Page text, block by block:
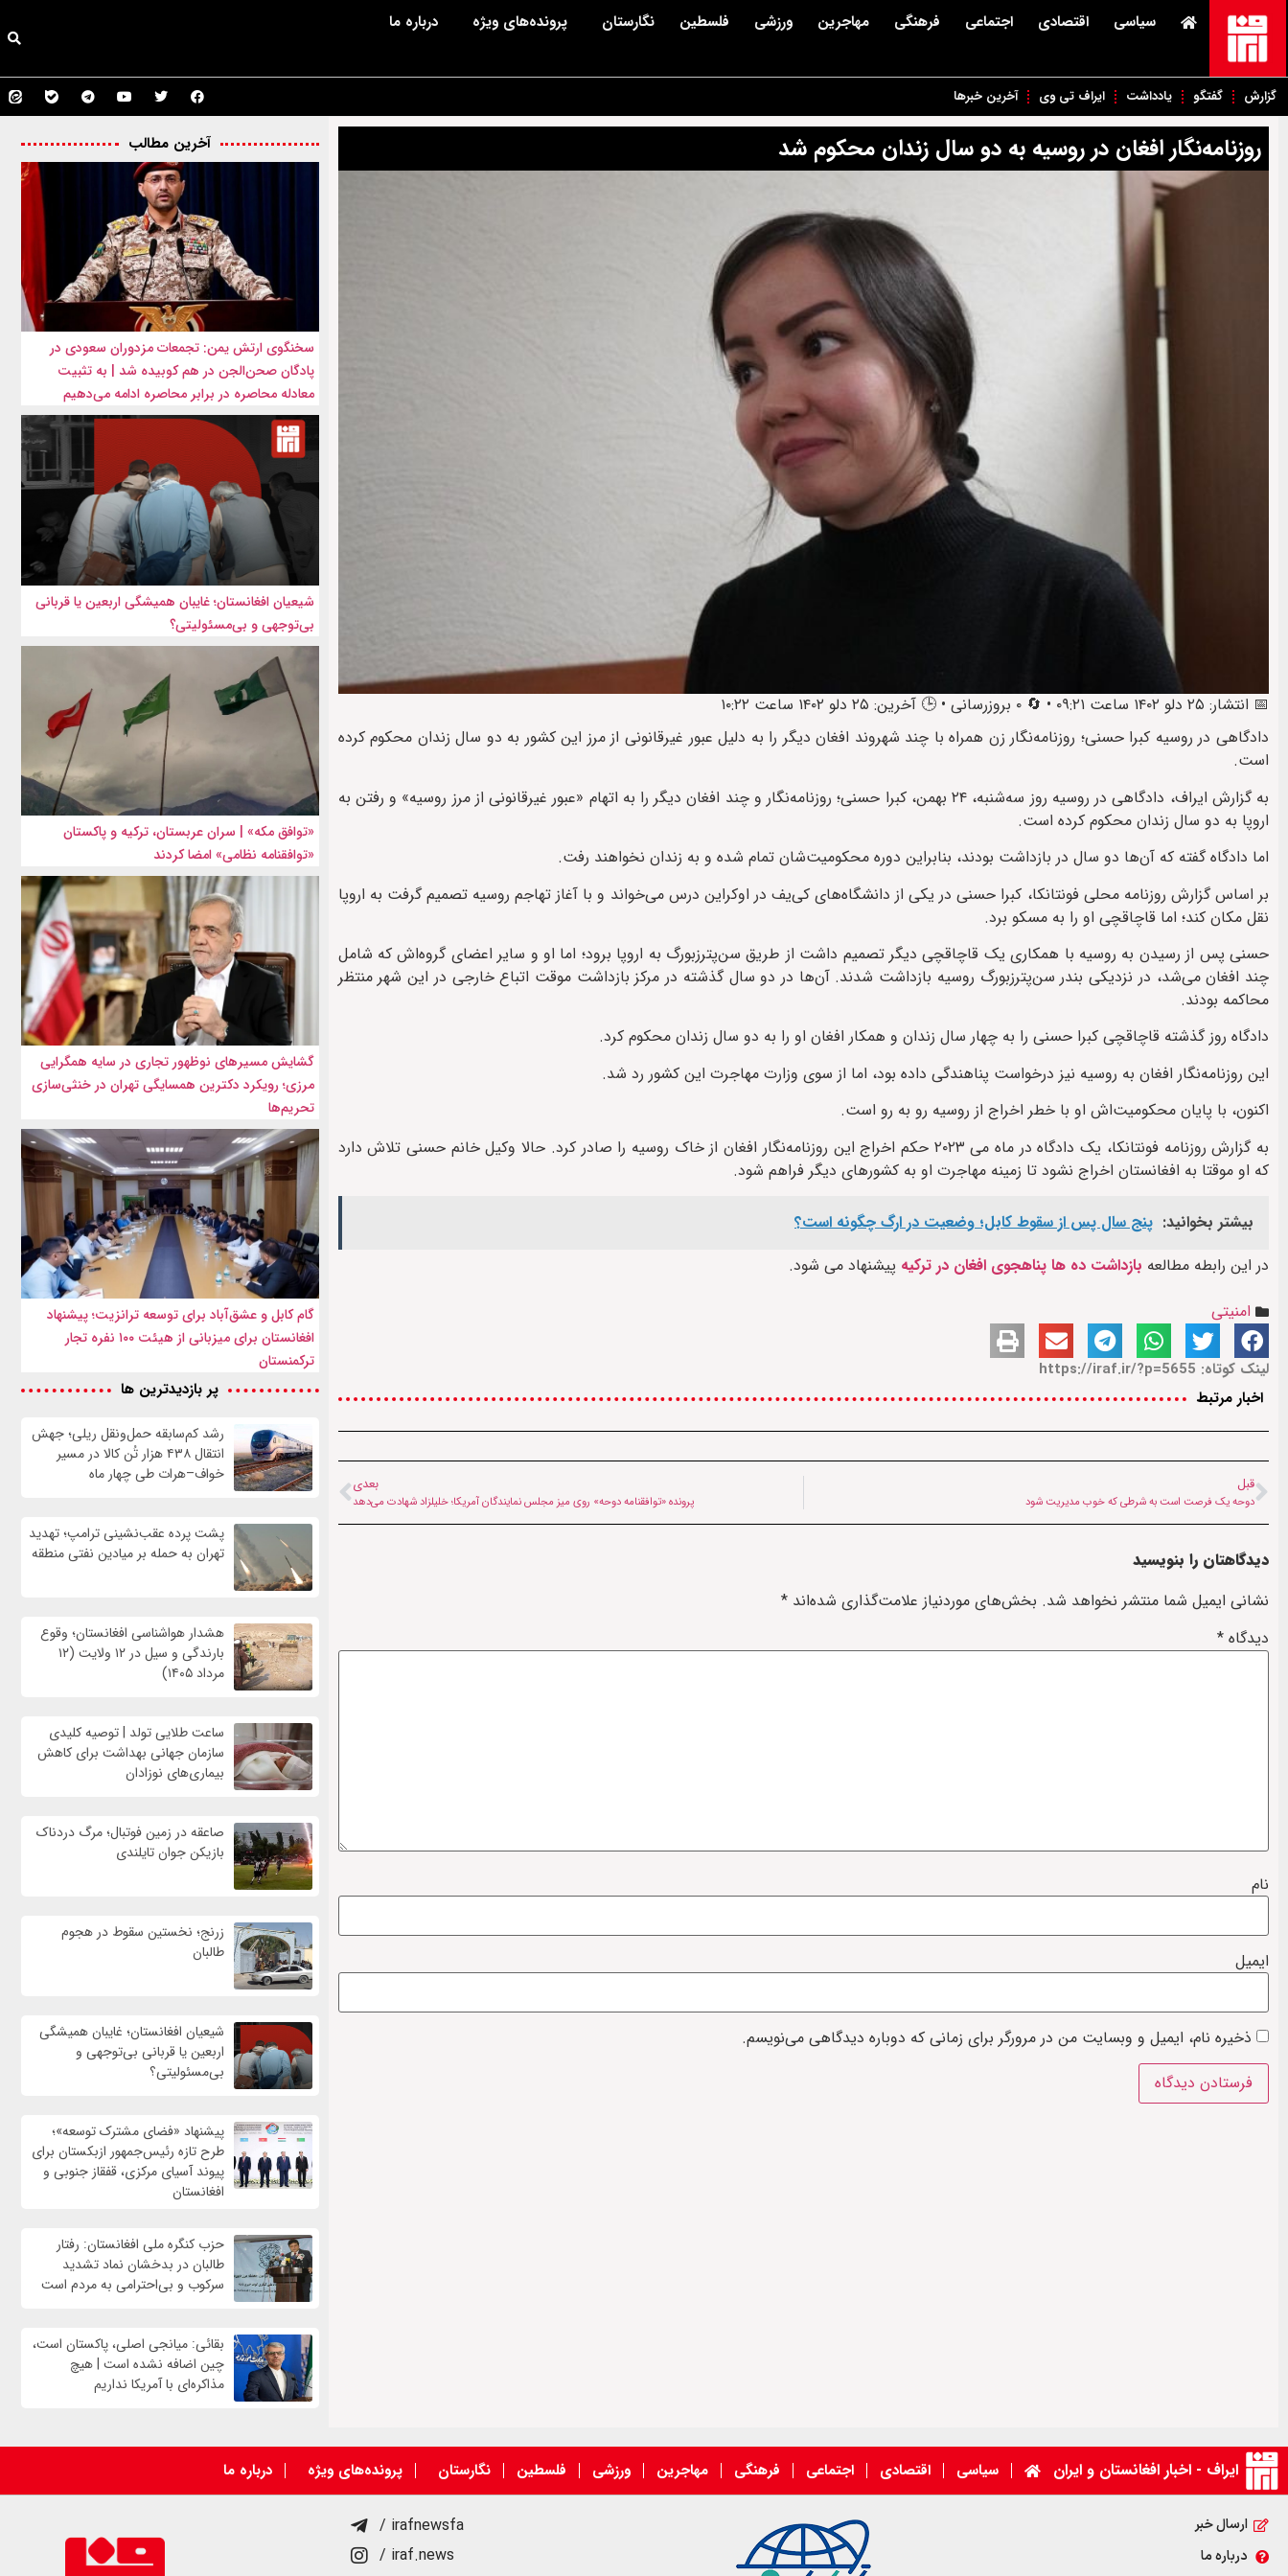
سیاسی اقتصادی اجتماعی فرهنگی مهاجرین ورزشی فلسطین نگارستان پرونده‌های ویژه درباره ما
گزارش گفتگو یادداشت ایراف تی وی آخرین خبرها
روزنامه‌نگار افغان در روسیه به دو سال زندان محکوم شد
📅 انتشار: ۲۵ دلو ۱۴۰۲ ساعت ۰۹:۲۱ • 🔄 ۰ بروزرسانی • 🕒 آخرین: ۲۵ دلو ۱۴۰۲ ساعت ۱۰:۲۲
دادگاهی در روسیه کبرا حسنی؛ روزنامه‌نگار زن همراه با چند شهروند افغان دیگر را به دلیل عبور غیرقانونی از مرز این کشور به دو سال زندان محکوم کرده
است.
به گزارش ایراف، دادگاهی در روسیه روز سه‌شنبه، ۲۴ بهمن، کبرا حسنی؛ روزنامه‌نگار و چند افغان دیگر را به اتهام «عبور غیرقانونی از مرز روسیه» و رفتن به
اروپا به دو سال زندان محکوم کرده است.
اما دادگاه گفته که آن‌ها دو سال در بازداشت بودند، بنابراین دوره محکومیت‌شان تمام شده و به زندان نخواهند رفت.
بر اساس گزارش روزنامه محلی فونتانکا، کبرا حسنی در یکی از دانشگاه‌های کی‌یف در اوکراین درس می‌خواند و با آغاز تهاجم روسیه تصمیم گرفت به اروپا
نقل مکان کند؛ اما قاچاقچی او را به مسکو برد.
حسنی پس از رسیدن به روسیه با همکاری یک قاچاقچی دیگر تصمیم داشت از طریق سن‌پترزبورگ به اروپا برود؛ اما او و سایر اعضای گروه‌اش که شامل
چند افغان می‌شد، در نزدیکی بندر سن‌پترزبورگ روسیه بازداشت شدند. آن‌ها در دو سال گذشته در مرکز بازداشت موقت اتباع خارجی در این شهر منتظر
محاکمه بودند.
دادگاه روز گذشته قاچاقچی کبرا حسنی را به چهار سال زندان و همکار افغان او را به دو سال زندان محکوم کرد.
این روزنامه‌نگار افغان به روسیه نیز درخواست پناهندگی داده بود، اما از سوی وزارت مهاجرت این کشور رد شد.
اکنون، با پایان محکومیت‌اش او با خطر اخراج از روسیه رو به رو است.
به گزارش روزنامه فونتانکا، یک دادگاه در ماه می ۲۰۲۳ حکم اخراج این روزنامه‌نگار افغان از خاک روسیه را صادر کرد. حالا وکیل خانم حسنی تلاش دارد
که او موقتا به افغانستان اخراج نشود تا زمینه مهاجرت او به کشورهای دیگر فراهم شود.
بیشتر بخوانید: پنج سال پس از سقوط کابل؛ وضعیت در ارگ چگونه است؟
در این رابطه مطالعه بازداشت ده ها پناهجوی افغان در ترکیه پیشنهاد می شود.
امنیتی
لینک کوتاه: https://iraf.ir/?p=5655
اخبار مرتبط
قبل
دوحه یک فرصت است به شرطی که خوب مدیریت شود
بعدی
پرونده «توافقنامه دوحه» روی میز مجلس نمایندگان آمریکا؛ خلیلزاد شهادت می‌دهد
دیدگاهتان را بنویسید
نشانی ایمیل شما منتشر نخواهد شد. بخش‌های موردنیاز علامت‌گذاری شده‌اند *
دیدگاه *
نام
ایمیل
ذخیره نام، ایمیل و وبسایت من در مرورگر برای زمانی که دوباره دیدگاهی می‌نویسم.
آخرین مطالب
سخنگوی ارتش یمن: تجمعات مزدوران سعودی در
پادگان صحن‌الجن در هم کوبیده شد | به تثبیت
معادله محاصره در برابر محاصره ادامه می‌دهیم
شیعیان افغانستان؛ غایبان همیشگی اربعین یا قربانی
بی‌توجهی و بی‌مسئولیتی؟
«توافق مکه» | سران عربستان، ترکیه و پاکستان
«توافقنامه نظامی» امضا کردند
گشایش مسیرهای نوظهور تجاری در سایه همگرایی
مرزی؛ رویکرد دکترین همسایگی تهران در خنثی‌سازی
تحریم‌ها
گام کابل و عشق‌آباد برای توسعه ترانزیت؛ پیشنهاد
افغانستان برای میزبانی از هیئت ۱۰۰ نفره تجار
ترکمنستان
پر بازدیدترین ها
رشد کم‌سابقه حمل‌ونقل ریلی؛ جهش
انتقال ۴۳۸ هزار تُن کالا در مسیر
خواف–هرات طی چهار ماه
پشت پرده عقب‌نشینی ترامپ؛ تهدید
تهران به حمله بر ميادين نفتی منطقه
هشدار هواشناسی افغانستان؛ وقوع
بارندگی و سیل در ۱۲ ولایت (۱۲
مرداد ۱۴۰۵)
ساعت طلایی تولد | توصیه کلیدی
سازمان جهانی بهداشت برای کاهش
بیماری‌های نوزادان
صاعقه در زمین فوتبال؛ مرگ دردناک
بازیکن جوان تایلندی
زرنج؛ نخستین سقوط در هجوم
طالبان
شیعیان افغانستان؛ غایبان همیشگی
اربعین یا قربانی بی‌توجهی و
بی‌مسئولیتی؟
پیشنهاد «فضای مشترک توسعه»؛
طرح تازه رئیس‌جمهور ازبکستان برای
پیوند آسیای مرکزی، قفقاز جنوبی و
افغانستان
حزب کنگره ملی افغانستان: رفتار
طالبان در بدخشان نماد تشدید
سرکوب و بی‌احترامی به مردم است
بقائی: میانجی اصلی، پاکستان است،
چین اضافه نشده است | هیچ
مذاکره‌ای با آمریکا نداریم
ایراف - اخبار افغانستان و ایران سیاسی اقتصادی اجتماعی فرهنگی مهاجرین ورزشی فلسطین نگارستان پرونده‌های ویژه درباره ما
ارسال خبر
درباره ما
/ irafnewsfa
/ iraf.news